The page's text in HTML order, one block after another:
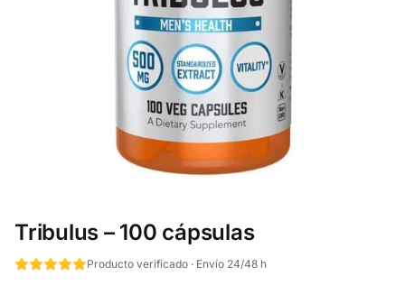
Tribulus – 100 cápsulas
Producto verificado · Envío 24/48 h